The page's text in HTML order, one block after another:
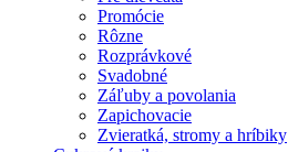
Promócie
Rôzne
Rozprávkové
Svadobné
Záľuby a povolania
Zapichovacie
Zvieratká, stromy a hríbiky